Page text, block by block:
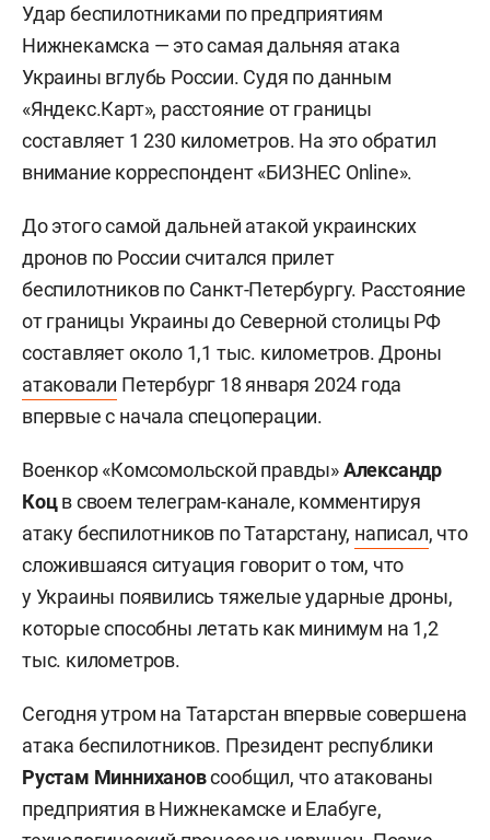
Удар беспилотниками по предприятиям
Нижнекамска — это самая дальняя атака
Украины вглубь России. Судя по данным
«Яндекс.Карт», расстояние от границы
составляет 1 230 километров. На это обратил
внимание корреспондент «БИЗНЕС Online».
До этого самой дальней атакой украинских
дронов по России считался прилет
беспилотников по Санкт-Петербургу. Расстояние
от границы Украины до Северной столицы РФ
составляет около 1,1 тыс. километров. Дроны
атаковали Петербург 18 января 2024 года
впервые с начала спецоперации.
Военкор «Комсомольской правды»Александр
Коцв своем телеграм-канале, комментируя
атаку беспилотников по Татарстану, написал, что
сложившаяся ситуация говорит о том, что
у Украины появились тяжелые ударные дроны,
которые способны летать как минимум на 1,2
тыс. километров.
Сегодня утром на Татарстан впервые совершена
атака беспилотников. Президент республики
Рустам Миннихановсообщил, что атакованы
предприятия в Нижнекамске и Елабуге,